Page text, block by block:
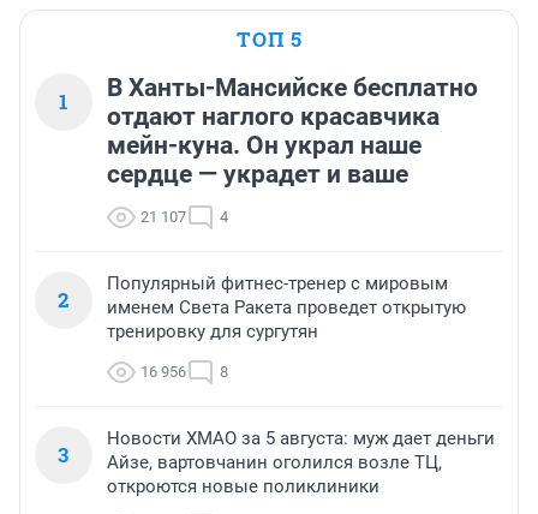
ТОП 5
1
В Ханты-Мансийске бесплатно
отдают наглого красавчика
мейн-куна. Он украл наше
сердце — украдет и ваше
21 107 4
2
Популярный фитнес-тренер с мировым
именем Света Ракета проведет открытую
тренировку для сургутян
16 956 8
3
Новости ХМАО за 5 августа: муж дает деньги
Айзе, вартовчанин оголился возле ТЦ,
откроются новые поликлиники